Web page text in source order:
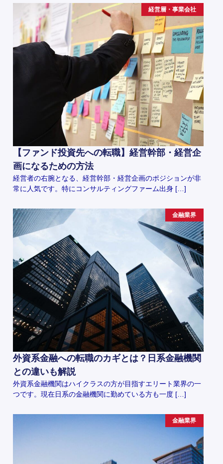
経営層・事業会社
【ファンド投資先への転職】経営幹部・経営企
画になるための方法
経営者の右腕となる、経営幹部・経営企画のポジションが非
常に人気です。特にコンサルティングファーム出身 […]
金融業界
外資系金融への転職のカギとは？日系金融機関
との違いも解説
外資系金融機関はハイクラスの方が目指すエリート業界の一
つです。現在日系の金融機関に勤めている方も一度 […]
金融業界